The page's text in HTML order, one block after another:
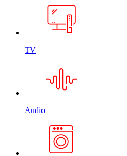
TV
Audio